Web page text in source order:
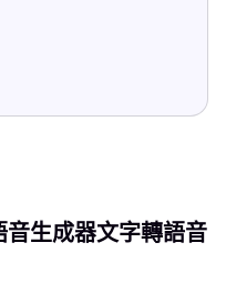
生成器文字轉語音